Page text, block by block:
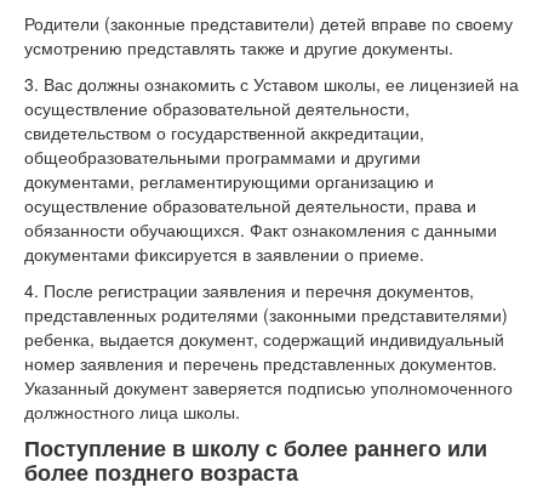
Родители (законные представители) детей вправе по своему
усмотрению представлять также и другие документы.
3. Вас должны ознакомить с Уставом школы, ее лицензией на
осуществление образовательной деятельности,
свидетельством о государственной аккредитации,
общеобразовательными программами и другими
документами, регламентирующими организацию и
осуществление образовательной деятельности, права и
обязанности обучающихся. Факт ознакомления с данными
документами фиксируется в заявлении о приеме.
4. После регистрации заявления и перечня документов,
представленных родителями (законными представителями)
ребенка, выдается документ, содержащий индивидуальный
номер заявления и перечень представленных документов.
Указанный документ заверяется подписью уполномоченного
должностного лица школы.
Поступление в школу с более раннего или
более позднего возраста